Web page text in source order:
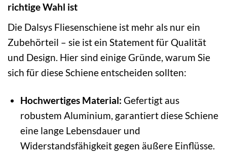
richtige Wahl ist
Die Dalsys Fliesenschiene ist mehr als nur ein
Zubehörteil – sie ist ein Statement für Qualität
und Design. Hier sind einige Gründe, warum Sie
sich für diese Schiene entscheiden sollten:
Hochwertiges Material: Gefertigt aus
robustem Aluminium, garantiert diese Schiene
eine lange Lebensdauer und
Widerstandsfähigkeit gegen äußere Einflüsse.